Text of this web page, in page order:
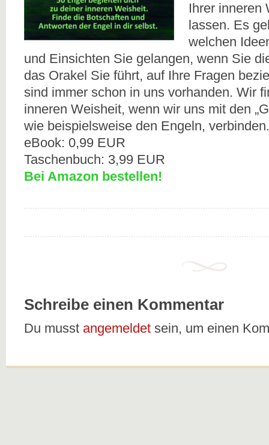
Ihrer inneren
lassen. Es
welchen
und Einsichten Sie gelangen, wenn Sie
das Orakel Sie führt, auf Ihre Fragen
sind immer schon in uns vorhanden. Wir
inneren Weisheit, wenn wir uns mit den
wie beispielsweise den Engeln, verbinden.
eBook: 0,99 EUR
Taschenbuch: 3,99 EUR
Bei Amazon bestellen!
Schreibe einen Kommentar
Du musst angemeldet sein, um einen